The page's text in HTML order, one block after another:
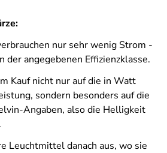
nur sehr wenig Strom -
der angegebenen Effizienzklasse.
Kauf nicht nur auf die in Watt
sondern besonders auf die
Angaben, also die Helligkeit
Leuchtmittel danach aus, wo sie